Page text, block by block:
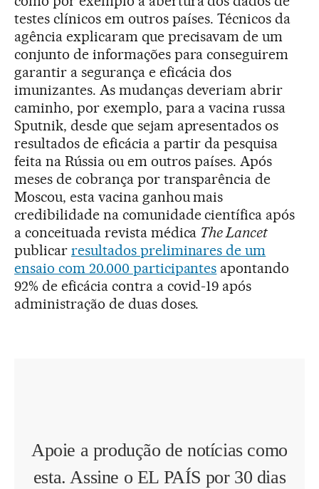
testes clínicos em outros países. Técnicos da
agência explicaram que precisavam de um
conjunto de informações para conseguirem
garantir a segurança e eficácia dos
imunizantes. As mudanças deveriam abrir
caminho, por exemplo, para a vacina russa
Sputnik, desde que sejam apresentados os
resultados de eficácia a partir da pesquisa
feita na Rússia ou em outros países. Após
meses de cobrança por transparência de
Moscou, esta vacina ganhou mais
credibilidade na comunidade científica após
a conceituada revista médica The Lancet
publicar resultados preliminares de um
ensaio com 20.000 participantes apontando
92% de eficácia contra a covid-19 após
administração de duas doses.
Apoie a produção de notícias como
esta. Assine o EL PAÍS por 30 dias